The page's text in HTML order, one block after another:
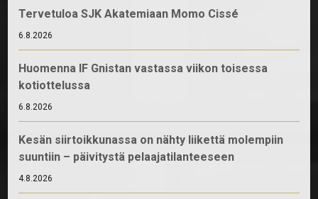
Tervetuloa SJK Akatemiaan Momo Cissé
6.8.2026
Huomenna IF Gnistan vastassa viikon toisessa
kotiottelussa
6.8.2026
Kesän siirtoikkunassa on nähty liikettä molempiin
suuntiin – päivitystä pelaajatilanteeseen
4.8.2026